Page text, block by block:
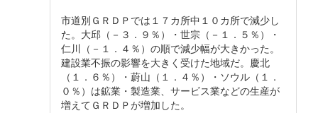
市道別ＧＲＤＰでは１７カ所中１０カ所で減少し
た。大邱（－３．９％）・世宗（－１．５％）・
仁川（－１．４％）の順で減少幅が大きかった。
建設業不振の影響を大きく受けた地域だ。慶北
（１．６％）・蔚山（１．４％）・ソウル（１．
０％）は鉱業・製造業、サービス業などの生産が
増えてＧＲＤＰが増加した。